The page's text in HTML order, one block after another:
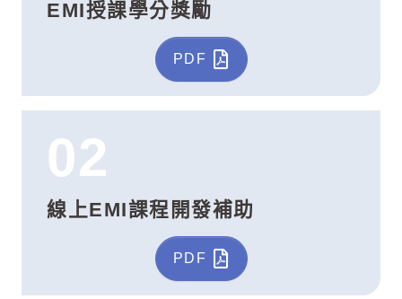
EMI授課學分獎勵
PDF
02
線上EMI課程開發補助
PDF